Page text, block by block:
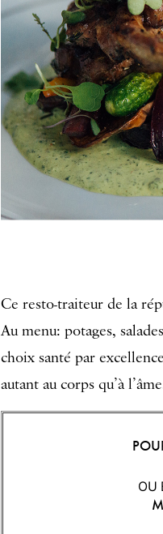
Ce resto-traiteur de la
Au menu: potages,
choix santé par
autant au corps qu’à
OU